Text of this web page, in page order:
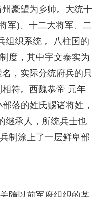
豪望为乡帅。大统十
军)、十二大将军、二
组织系统 。八柱国的
度，其中宇文泰实为
，实际分统府兵的只
符。西魏恭帝 元年
落的姓氏赐诸将姓，
继承人，所统兵士也
制涂上了一层鲜卑部